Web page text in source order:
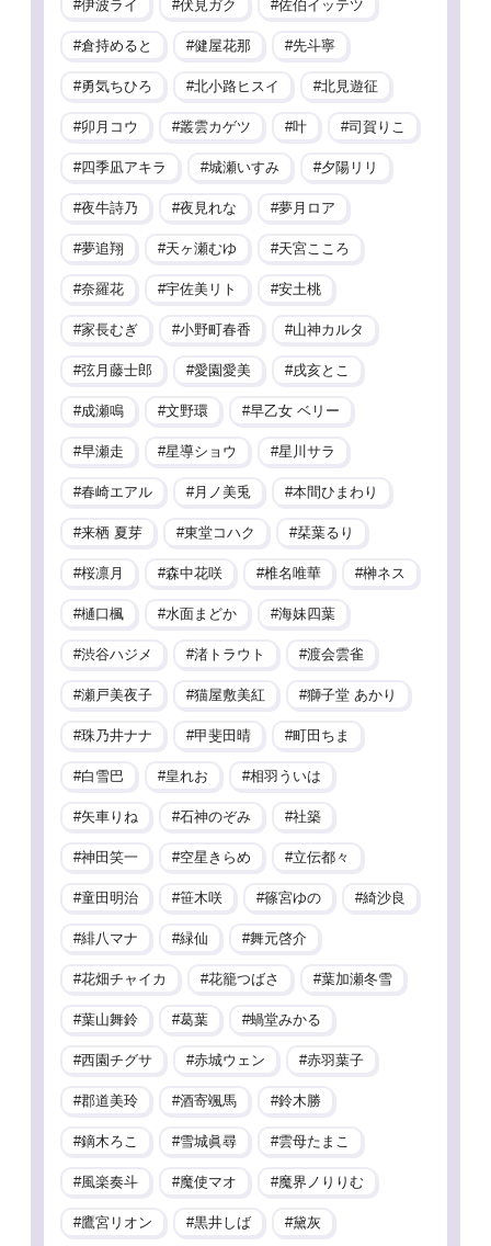
伊波ライ 伏見ガク 佐伯イッテツ
倉持めると 健屋花那 先斗寧
勇気ちひろ 北小路ヒスイ 北見遊征
卯月コウ 叢雲カゲツ 叶 司賀りこ
四季凪アキラ 城瀬いすみ 夕陽リリ
夜牛詩乃 夜見れな 夢月ロア
夢追翔 天ヶ瀬むゆ 天宮こころ
奈羅花 宇佐美リト 安土桃
家長むぎ 小野町春香 山神カルタ
弦月藤士郎 愛園愛美 戌亥とこ
成瀬鳴 文野環 早乙女 ベリー
早瀬走 星導ショウ 星川サラ
春崎エアル 月ノ美兎 本間ひまわり
来栖 夏芽 東堂コハク 栞葉るり
桜凛月 森中花咲 椎名唯華 榊ネス
樋口楓 水面まどか 海妹四葉
渋谷ハジメ 渚トラウト 渡会雲雀
瀬戸美夜子 猫屋敷美紅 獅子堂 あかり
珠乃井ナナ 甲斐田晴 町田ちま
白雪巴 皇れお 相羽ういは
矢車りね 石神のぞみ 社築
神田笑一 空星きらめ 立伝都々
童田明治 笹木咲 篠宮ゆの 綺沙良
緋八マナ 緑仙 舞元啓介
花畑チャイカ 花籠つばさ 葉加瀬冬雪
葉山舞鈴 葛葉 蝸堂みかる
西園チグサ 赤城ウェン 赤羽葉子
郡道美玲 酒寄颯馬 鈴木勝
鏑木ろこ 雪城眞尋 雲母たまこ
風楽奏斗 魔使マオ 魔界ノりりむ
鷹宮リオン 黒井しば 黛灰